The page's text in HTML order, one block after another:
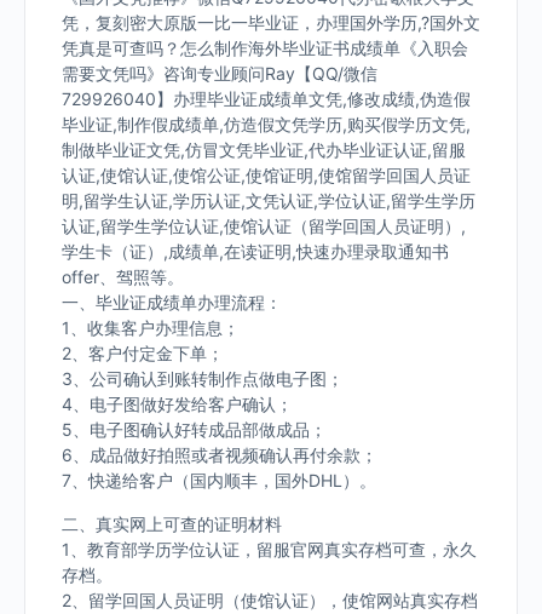
凭，复刻密大原版一比一毕业证，办理国外学历,?国外文
凭真是可查吗？怎么制作海外毕业证书成绩单《入职会
需要文凭吗》咨询专业顾问Ray【QQ/微信
729926040】办理毕业证成绩单文凭,修改成绩,伪造假
毕业证,制作假成绩单,仿造假文凭学历,购买假学历文凭,
制做毕业证文凭,仿冒文凭毕业证,代办毕业证认证,留服
认证,使馆认证,使馆公证,使馆证明,使馆留学回国人员证
明,留学生认证,学历认证,文凭认证,学位认证,留学生学历
认证,留学生学位认证,使馆认证（留学回国人员证明）,
学生卡（证）,成绩单,在读证明,快速办理录取通知书
offer、驾照等。
一、毕业证成绩单办理流程：
1、收集客户办理信息；
2、客户付定金下单；
3、公司确认到账转制作点做电子图；
4、电子图做好发给客户确认；
5、电子图确认好转成品部做成品；
6、成品做好拍照或者视频确认再付余款；
7、快递给客户（国内顺丰，国外DHL）。
二、真实网上可查的证明材料
1、教育部学历学位认证，留服官网真实存档可查，永久
存档。
2、留学回国人员证明（使馆认证），使馆网站真实存档